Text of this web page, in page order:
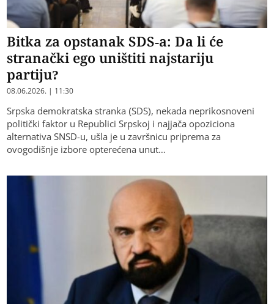
Bitka za opstanak SDS-a: Da li će
stranački ego uništiti najstariju
partiju?
08.06.2026. | 11:30
Srpska demokratska stranka (SDS), nekada neprikosnoveni
politički faktor u Republici Srpskoj i najjača opoziciona
alternativa SNSD-u, ušla je u završnicu priprema za
ovogodišnje izbore opterećena unut…